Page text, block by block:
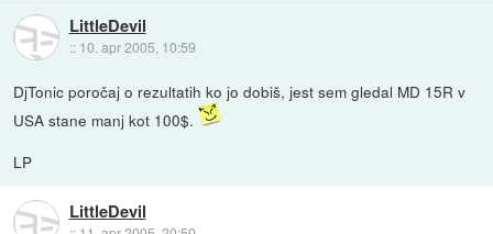
LittleDevil
:: 10. apr 2005, 10:59
DjTonic poročaj o rezultatih ko jo dobiš, jest sem gledal MD 15R v
USA stane manj kot 100$.
LP
LittleDevil